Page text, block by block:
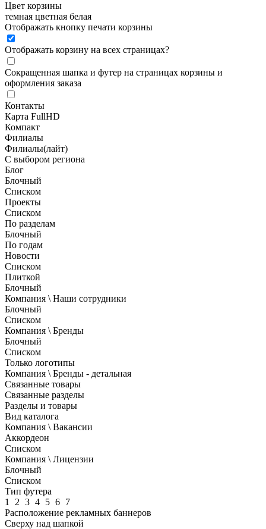
Цвет корзины
темная цветная белая
Отображать кнопку печати корзины
Отображать корзину на всех страницах?
Сокращенная шапка и футер на страницах корзины и
оформления заказа
Контакты
Карта FullHD
Компакт
Филиалы
Филиалы(лайт)
С выбором региона
Блог
Блочный
Списком
Проекты
Списком
По разделам
Блочный
По годам
Новости
Списком
Плиткой
Блочный
Компания \ Наши сотрудники
Блочный
Списком
Компания \ Бренды
Блочный
Списком
Только логотипы
Компания \ Бренды - детальная
Связанные товары
Связанные разделы
Разделы и товары
Вид каталога
Компания \ Вакансии
Аккордеон
Списком
Компания \ Лицензии
Блочный
Списком
Тип футера
1
2 3 4 5 6 7
Расположение рекламных баннеров
Сверху над шапкой